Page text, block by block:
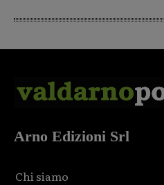
Arno Edizioni Srl
Chi siamo